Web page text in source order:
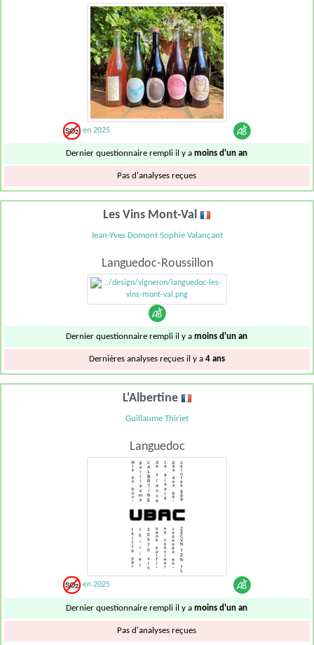
en 2025
Dernier questionnaire rempli il y amoins d'un an
Pas d'analyses reçues
Les Vins Mont-Val
Jean-Yves Domont Sophie Valançant
Languedoc-Roussillon
Dernier questionnaire rempli il y amoins d'un an
Dernières analyses reçues il y a 4 ans
L'Albertine
Guillaume Thiriet
Languedoc
en 2025
Dernier questionnaire rempli il y amoins d'un an
Pas d'analyses reçues